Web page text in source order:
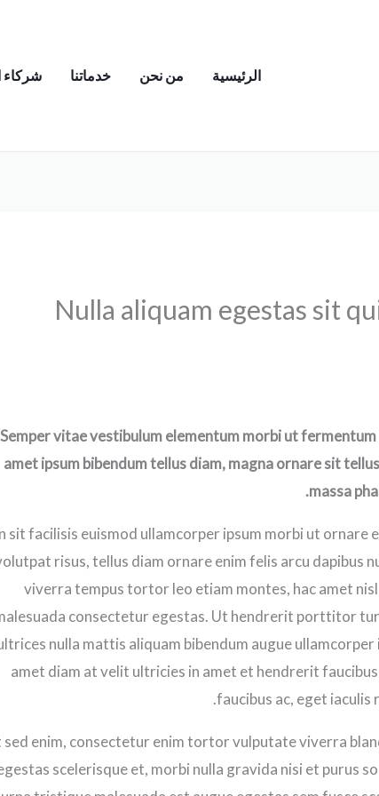
الرئيسية من نحن خدماتنا شركاء
Nulla aliquam egestas sit
Semper vitae vestibulum elementum morbi ut
amet ipsum bibendum tellus diam, magna ornare sit
massa
sit facilisis euismod ullamcorper ipsum morbi ut ornare
risus, tellus diam ornare enim felis arcu dapibus
viverra tempus tortor leo etiam montes, hac amet
consectetur egestas. Ut hendrerit porttitor
nulla mattis aliquam bibendum augue
amet diam at velit ultricies in amet et hendrerit
faucibus ac, eget iaculis
sed enim, consectetur enim tortor vulputate viverra
scelerisque et, morbi nulla gravida nisi et purus